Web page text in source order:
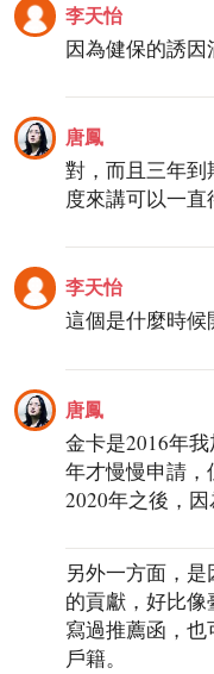
李天怡
因為健保的誘因
唐鳳
對，而且三年
度來講可以一直
李天怡
這個是什麼時候
唐鳳
金卡是2016年
年才慢慢申請
2020年之後，因
另外一方面，
的貢獻，好比
寫過推薦函，
戶籍。